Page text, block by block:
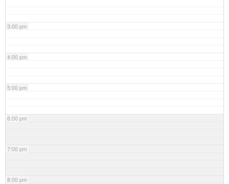
3:00 pm
4:00 pm
5:00 pm
6:00 pm
7:00 pm
8:00 pm